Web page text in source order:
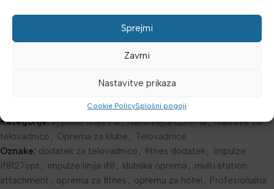
Sprejmi
Zavrni
Nastavitve prikaza
Cookie PolicySplošni pogoji
Kategorije: Impulze linija IF8, Najnovejša oprema, Naprave za
telovadnico , Oprema za klube , Telovadnice
Oznake: dodatek za telovadnico , fitnes dodatek, impulze
if8127opt , impulze linija if8 , klubska oprema , multi station
attachment , oprema za fitnes , oprema za hotel , Profesionalna